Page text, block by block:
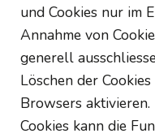
und Cookies nur im
Annahme von
generell
Löschen der
Browsers
Cookies kann die